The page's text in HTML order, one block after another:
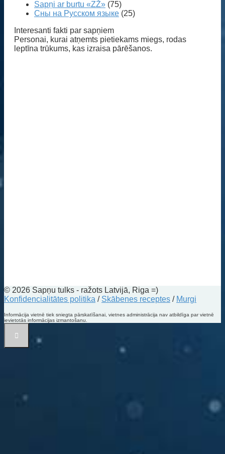
Sapņi ar burtu «ZŽ» (75)
Сны на Русском языке (25)
Interesanti fakti par sapņiem
Personai, kurai atņemts pietiekams miegs, rodas
leptīna trūkums, kas izraisa pārēšanos.
© 2026 Sapņu tulks - ražots Latvijā, Riga =)
Konfidencialitātes politika / Skābenes receptes / Murgi
Informācija vietnē tiek sniegta pārskatīšanai, vietnes administrācija nav atbildīga par vietnē
ievietotās informācijas izmantošanu.